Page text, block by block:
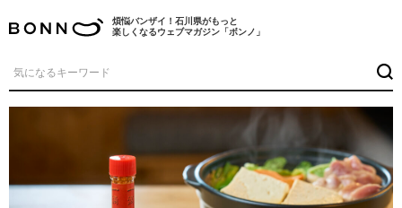
煩悩バンザイ！石川県がもっと
楽しくなるウェブマガジン「ボンノ」